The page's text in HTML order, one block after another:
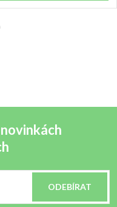
ODEBÍRAT